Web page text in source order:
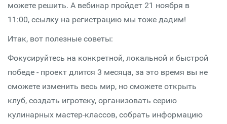
можете решить. А вебинар пройдет 21 ноября в
11:00, ссылку на регистрацию мы тоже дадим!
Итак, вот полезные советы:
Фокусируйтесь на конкретной, локальной и быстрой
победе - проект длится 3 месяца, за это время вы не
сможете изменить весь мир, но сможете открыть
клуб, создать игротеку, организовать серию
кулинарных мастер-классов, собрать информацию